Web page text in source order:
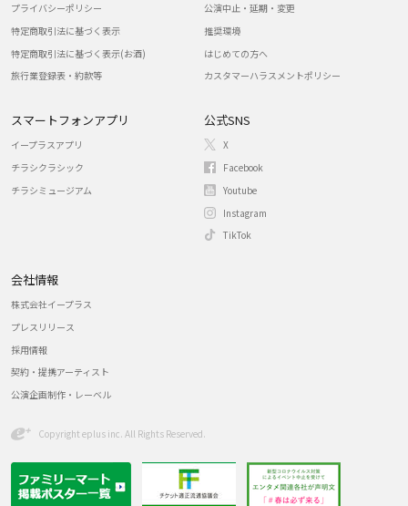
プライバシーポリシー
特定商取引法に基づく表示
特定商取引法に基づく表示(お酒)
旅行業登録表・約款等
公演中止・延期・変更
推奨環境
はじめての方へ
カスタマーハラスメントポリシー
スマートフォンアプリ
イープラスアプリ
チラシクラシック
チラシミュージアム
公式SNS
X
Facebook
Youtube
Instagram
TikTok
会社情報
株式会社イープラス
プレスリリース
採用情報
契約・提携アーティスト
公演企画制作・レーベル
Copyright eplus inc. All Rights Reserved.